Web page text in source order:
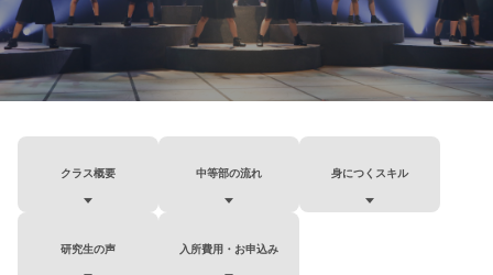
クラス概要 中等部の流れ 身につくスキル
研究生の声 入所費用・お申込み